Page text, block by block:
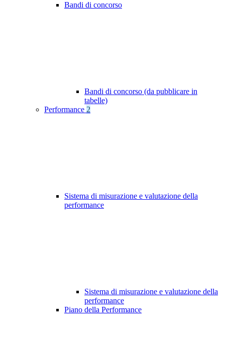
Bandi di concorso
Bandi di concorso (da pubblicare in
tabelle)
Performance 2
Sistema di misurazione e valutazione della
performance
Sistema di misurazione e valutazione della
performance
Piano della Performance